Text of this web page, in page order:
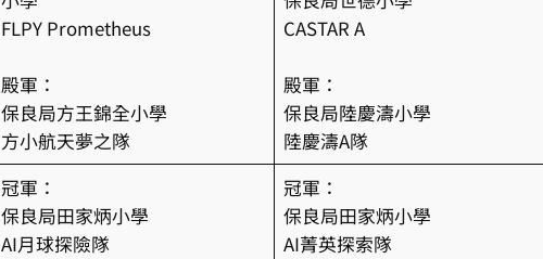
FLPY Prometheus
殿軍：
保良局方王錦全小學
方小航天夢之隊
CASTAR A
殿軍：
保良局陸慶濤小學
陸慶濤A隊
冠軍：
保良局田家炳小學
AI月球探險隊
冠軍：
保良局田家炳小學
AI菁英探索隊